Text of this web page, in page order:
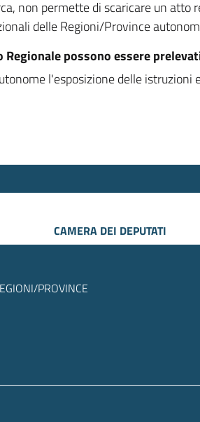
non permette di scaricare un
delle Regioni/Province
possono essere
l'esposizione delle
CAMERA DEI DEPUTATI
PROVINCE